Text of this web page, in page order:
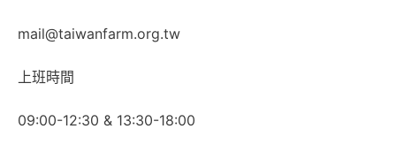
mail@taiwanfarm.org.tw
上班時間
09:00-12:30 & 13:30-18:00